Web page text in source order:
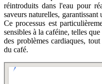
réintroduits dans l'eau pour
saveurs naturelles,
Ce processus est
sensibles à la caféine, telles
des problèmes cardiaques,
du café.